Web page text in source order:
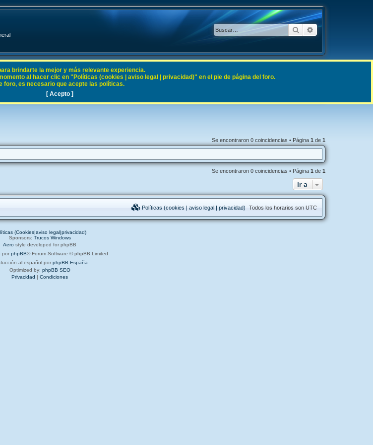
BuscarBúsqueda
Se encontraron 0 coincidencias • Página 1 de 1
Se encontraron 0 coincidencias • Página 1 de 1
Ir a
brindarte la mejor y más relevante experiencia.
al hacer clic en "Políticas (cookies | aviso legal | privacidad)" en el pie de página del foro.
foro, es necesario que acepte las políticas.
[ Acepto ]
Todos los horarios son UTC
Políticas (cookies | aviso legal | privacidad)
(Cookies|aviso legal|privacidad)
Sponsors: Trucos Windows
Aero style developed for phpBB
por phpBB® Forum Software © phpBB Limited
al español por phpBB España
Optimized by: phpBB SEO
Privacidad | Condiciones